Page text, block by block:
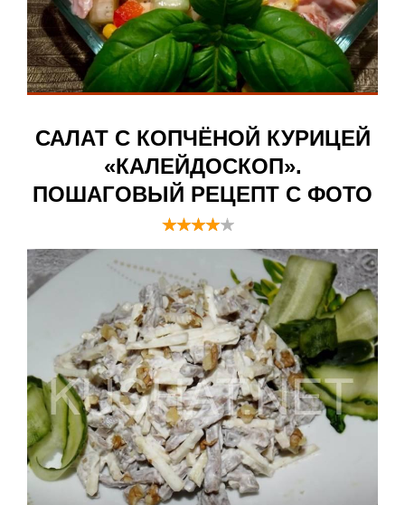
САЛАТ С КОПЧЁНОЙ КУРИЦЕЙ
«КАЛЕЙДОСКОП».
ПОШАГОВЫЙ РЕЦЕПТ С ФОТО